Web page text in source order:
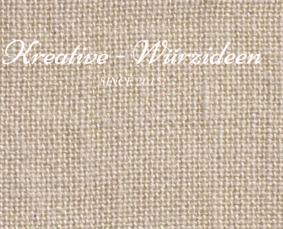
Kreative - Würzideen
SINCE 2015